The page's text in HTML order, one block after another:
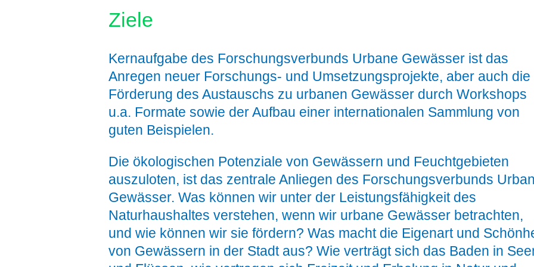
Ziele
Kernaufgabe des Forschungsverbunds Urbane Gewässer ist das
Anregen neuer Forschungs- und Umsetzungsprojekte, aber auch die
Förderung des Austauschs zu urbanen Gewässer durch Workshops
u.a. Formate sowie der Aufbau einer internationalen Sammlung von
guten Beispielen.
Die ökologischen Potenziale von Gewässern und Feuchtgebieten
auszuloten, ist das zentrale Anliegen des Forschungsverbunds
Gewässer. Was können wir unter der Leistungsfähigkeit des
Naturhaushaltes verstehen, wenn wir urbane Gewässer betrachten,
und wie können wir sie fördern? Was macht die Eigenart und
von Gewässern in der Stadt aus? Wie verträgt sich das Baden in